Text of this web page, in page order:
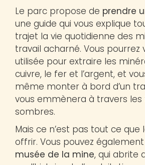
Le parc propose de prendre
une guide qui vous explique
trajet la vie quotidienne des
travail acharné. Vous pourrez
utilisée pour extraire les
cuivre, le fer et l’argent, et
même monter à bord d’un
vous emmènera à travers les
sombres.
Mais ce n’est pas tout ce que
offrir. Vous pouvez également
musée de la mine, qui abrite